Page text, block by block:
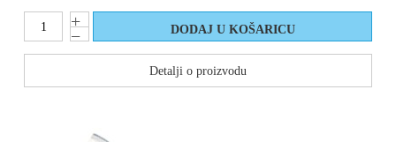
Detalji o proizvodu